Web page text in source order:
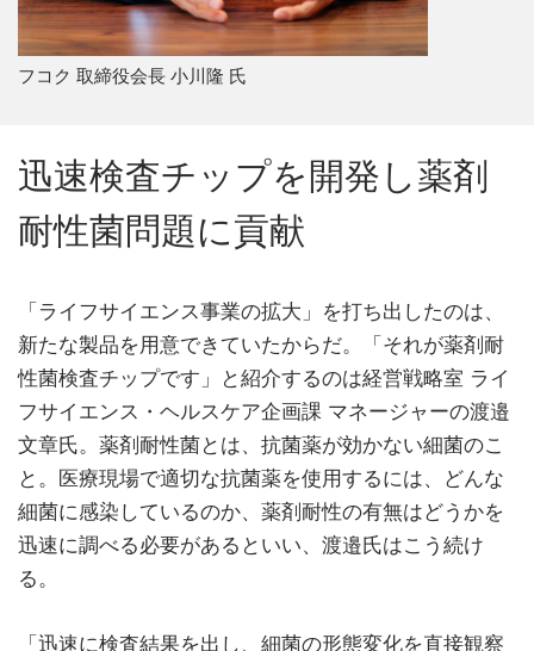
フコク 取締役会長 小川隆 氏
迅速検査チップを開発し薬剤
耐性菌問題に貢献
「ライフサイエンス事業の拡大」を打ち出したのは、
新たな製品を用意できていたからだ。「それが薬剤耐
性菌検査チップです」と紹介するのは経営戦略室 ライ
フサイエンス・ヘルスケア企画課 マネージャーの渡邉
文章氏。薬剤耐性菌とは、抗菌薬が効かない細菌のこ
と。医療現場で適切な抗菌薬を使用するには、どんな
細菌に感染しているのか、薬剤耐性の有無はどうかを
迅速に調べる必要があるといい、渡邉氏はこう続け
る。
「迅速に検査結果を出し、細菌の形態変化を直接観察